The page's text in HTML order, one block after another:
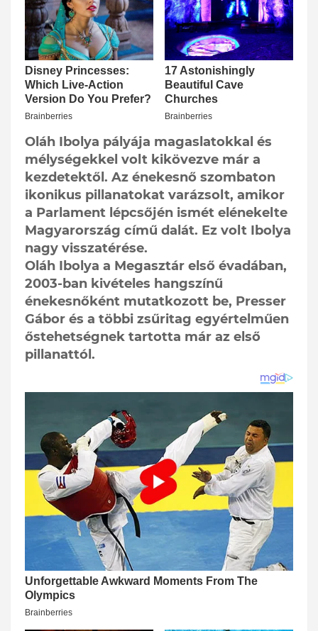
Oláh Ibolya pályája magaslatokkal és
mélységekkel volt kikövezve már a
kezdetektől. Az énekesnő szombaton
ikonikus pillanatokat varázsolt, amikor
a Parlament lépcsőjén ismét elénekelte
Magyarország című dalát. Ez volt Ibolya
nagy visszatérése.
Oláh Ibolya a Megasztár első évadában,
2003-ban kivételes hangszínű
énekesnőként mutatkozott be, Presser
Gábor és a többi zsűritag egyértelműen
őstehetségnek tartotta már az első
pillanattól.